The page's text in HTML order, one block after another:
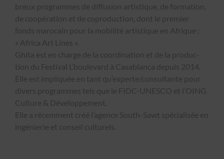
breux pro­grammes de dif­fu­sion artis­tique, de for­ma­tion,
de coopéra­tion et de copro­duc­tion, dont le pre­mier
fonds maro­cain pour la mobil­ité artis­tique en Afrique :
« Africa Art Lines ».
Ghi­ta est en charge de la coor­di­na­tion et de la pro­duc­
tion du Fes­ti­val L’boule­vard à Casablan­ca depuis 2014.
Elle est impliquée en tant qu’experte/consultante pour
divers pro­grammes tels que le FIDC-UNESCO et l’OING
Cul­ture & Développe­ment.
Elle a récem­ment créé l’agence South-Sawt spé­cial­isée en
ingénierie et con­seil cul­turels.